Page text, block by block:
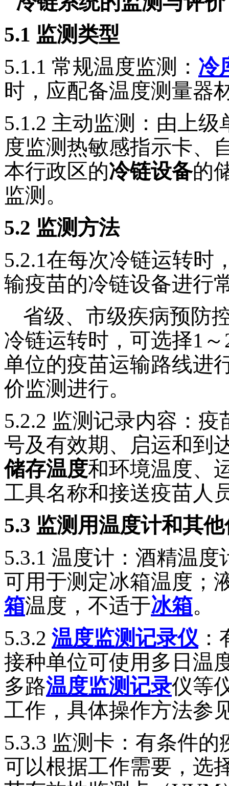
5.1 监测类型
5.1.1 常规温度监测： 冷
时，应配备温度测量器
5.1.2 主动监测：由上级
度监测热敏感指示卡、
本行政区的冷链设备的
监测。
5.2 监测方法
5.2.1在每次冷链运转时
输疫苗的冷链设备进行
省级、市级疾病预防
冷链运转时，可选择
单位的疫苗运输路线进
价监测进行。
5.2.2 监测记录内容：疫
号及有效期、启运和到
储存温度和环境温度、
工具名称和接送疫苗人
5.3 监测用温度计和其
5.3.1 温度计：酒精温度
可用于测定冰箱温度；
箱温度，不适于冰箱。
5.3.2 温度监测记录仪
接种单位可使用多日温
多路温度监测记录仪等
工作，具体操作方法参
5.3.3 监测卡：有条件的
可以根据工作需要，选